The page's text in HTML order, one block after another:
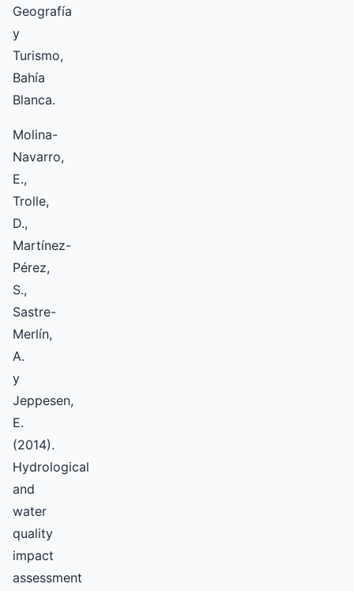
Geografía
y
Turismo,
Bahía
Blanca.
Molina-
Navarro,
E.,
Trolle,
D.,
Martínez-
Pérez,
S.,
Sastre-
Merlín,
A.
y
Jeppesen,
E.
(2014).
Hydrological
and
water
quality
impact
assessment